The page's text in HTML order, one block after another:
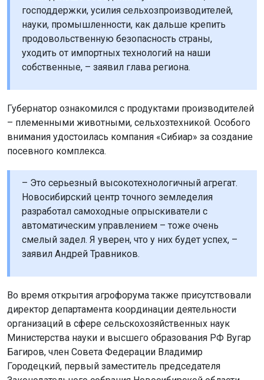
господдержки, усилия сельхозпроизводителей,
науки, промышленности, как дальше крепить
продовольственную безопасность страны,
уходить от импортных технологий на наши
собственные, – заявил глава региона.
Губернатор ознакомился с продуктами производителей
– племенными животными, сельхозтехникой. Особого
внимания удостоилась компания «Сибиар» за создание
посевного комплекса.
– Это серьезный высокотехнологичный агрегат.
Новосибирский центр точного земледелия
разработал самоходные опрыскиватели с
автоматическим управлением – тоже очень
смелый задел. Я уверен, что у них будет успех, –
заявил Андрей Травников.
Во время открытия агрофорума также присутствовали
директор департамента координации деятельности
организаций в сфере сельскохозяйственных наук
Министерства науки и высшего образования РФ Вугар
Багиров, член Совета Федерации Владимир
Городецкий, первый заместитель председателя